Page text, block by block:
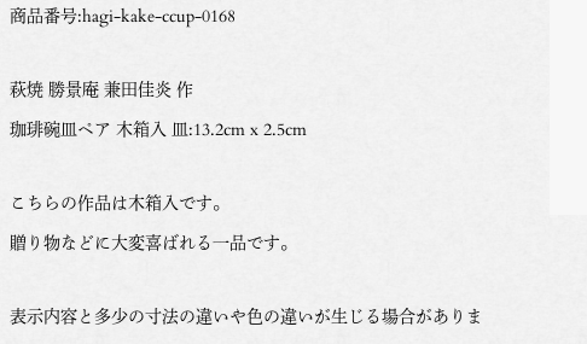
商品番号:hagi-kake-ccup-0168
萩焼 勝景庵 兼田佳炎 作
珈琲碗皿ペア 木箱入 皿:13.2cm x 2.5cm
こちらの作品は木箱入です。
贈り物などに大変喜ばれる一品です。
表示内容と多少の寸法の違いや色の違いが生じる場合がありま